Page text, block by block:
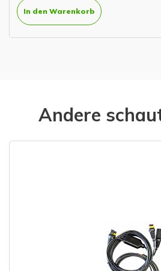
In den Warenkorb
Andere